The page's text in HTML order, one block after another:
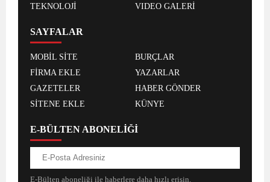
TEKNOLOJİ
VIDEO GALERİ
SAYFALAR
MOBİL SİTE
BURÇLAR
FİRMA EKLE
YAZARLAR
GAZETELER
HABER GÖNDER
SİTENE EKLE
KÜNYE
E-BÜLTEN ABONELİĞİ
E-Bülten aboneliği ile haberlere daha hızlı erişin.